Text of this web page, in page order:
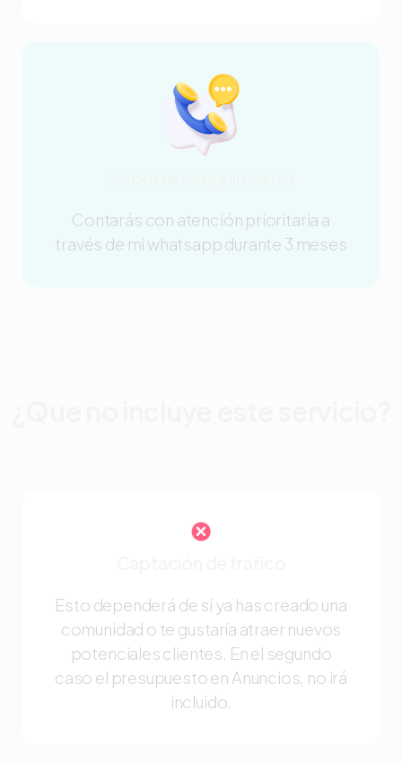
Contarás con atención prioritaria a
través de mi whatsapp durante 3 meses
Esto dependerá de si ya has creado una
comunidad o te gustaría atraer nuevos
potenciales clientes. En el segundo
caso el presupuesto en Anuncios, no irá
incluido.